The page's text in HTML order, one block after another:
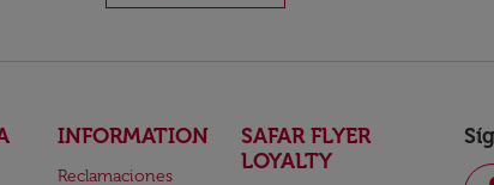
INFORMATION
Reclamaciones
SAFAR FLYER
LOYALTY